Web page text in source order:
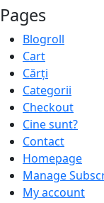
Pages
Blogroll
Cart
Cărți
Categorii
Checkout
Cine sunt?
Contact
Homepage
Manage
My account